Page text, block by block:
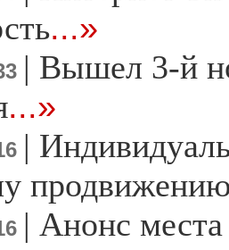
...»
| Вышел 3-й
...»
|
| Анонс